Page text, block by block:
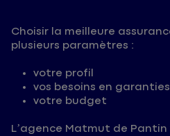
Choisir la meilleure
plusieurs paramètres :
votre profil
vos besoins en garanties
votre budget
L’agence Matmut de